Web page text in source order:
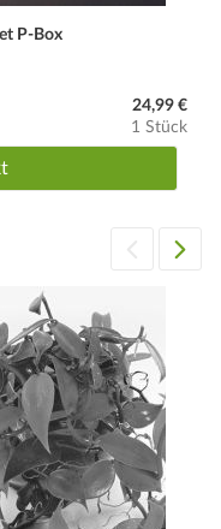
P-Box
24,99 €
1 Stück